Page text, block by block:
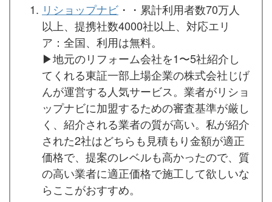
リショップナビ ・・累計利用者数70万人
以上、提携社数4000社以上、対応エリ
ア：全国、利用は無料。
▶︎地元のリフォーム会社を1〜5社紹介し
てくれる東証一部上場企業の株式会社じげ
んが運営する人気サービス。業者がリショ
ップナビに加盟するための審査基準が厳し
く、紹介される業者の質が高い。私が紹介
された2社はどちらも見積もり金額が適正
価格で、提案のレベルも高かったので、質
の高い業者に適正価格で施工して欲しいな
らここがおすすめ。